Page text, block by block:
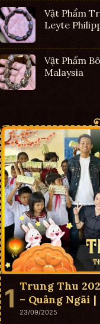
Vật Phẩm
Leyte
Vật Phẩm
Malaysia
Trung Thu
– Quảng Ngãi
23/09/2025